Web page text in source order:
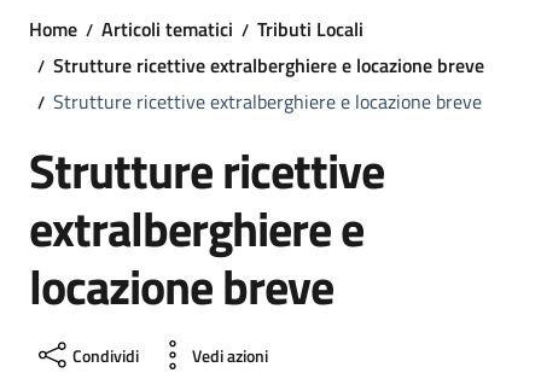
Home Articoli tematici
Tributi Locali
Strutture ricettive extralberghiere e locazione breve
Strutture ricettive extralberghiere e locazione breve
Strutture ricettive
extralberghiere e
locazione breve
Condividi Vedi azioni